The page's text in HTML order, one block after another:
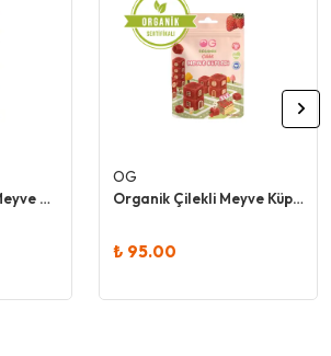
Organik Mangolu Meyve Küpleri 30 Gr - Og
OG
Organik Çilekli Meyve Küpleri 30 Gr - Og
₺ 95.00